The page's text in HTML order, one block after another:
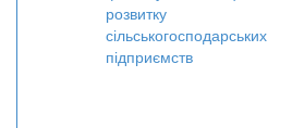
розвитку
сільськогосподарських
підприємств